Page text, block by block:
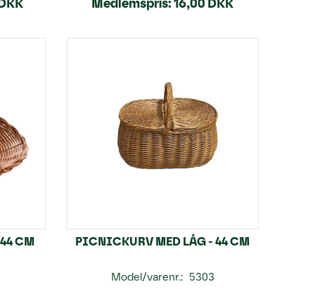
Medlemspris:16,00 DKK
CM PICNICKURV MED LÅG - 44 CM
Model/varenr.: 5303